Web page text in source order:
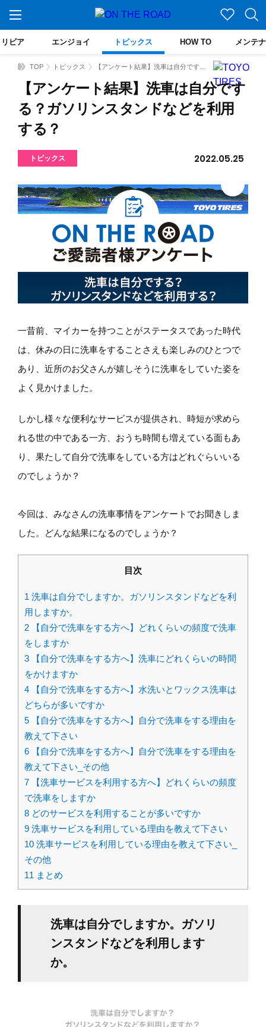
ビア エンジョイ トピックス HOW TO メンテ
TOP トピックス
【アンケート結果】洗車は自分です
る？ガソリンスタンドなどを利用
する？
トピックス 2022.05.25
一昔前、マイカーを持つことがステータスであった時代
は、休みの日に洗車をすることさえも楽しみのひとつで
あり、近所のお父さんが嬉しそうに洗車をしていた姿を
よく見かけました。
しかし様々な便利なサービスが提供され、時短が求めら
れる世の中である一方、おうち時間も増えている面もあ
り、果たして自分で洗車をしている方はどれぐらいいる
のでしょうか？
今回は、みなさんの洗車事情をアンケートでお聞きしま
した。どんな結果になるのでしょうか？
目次
1 洗車は自分でしますか。ガソリンスタンドなどを利
用しますか。
2 【自分で洗車をする方へ】どれくらいの頻度で洗車
をしますか
3 【自分で洗車をする方へ】洗車にどれくらいの時間
をかけますか
4 【自分で洗車をする方へ】水洗いとワックス洗車は
どちらが多いですか
5 【自分で洗車をする方へ】自分で洗車をする理由を
教えて下さい
6 【自分で洗車をする方へ】自分で洗車をする理由を
教えて下さい_その他
7 【洗車サービスを利用する方へ】どれくらいの頻度
で洗車をしますか
8 どのサービスを利用することが多いですか
9 洗車サービスを利用している理由を教えて下さい
10 洗車サービスを利用している理由を教えて下さい_
その他
11 まとめ
洗車は自分でしますか。ガソリ
ンスタンドなどを利用します
か。